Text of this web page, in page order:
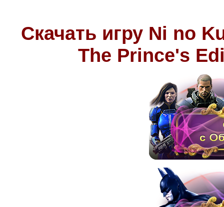
Скачать игру Ni no
The Prince's